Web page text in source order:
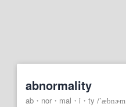
abnormality
ab・nor・mal・i・ty /